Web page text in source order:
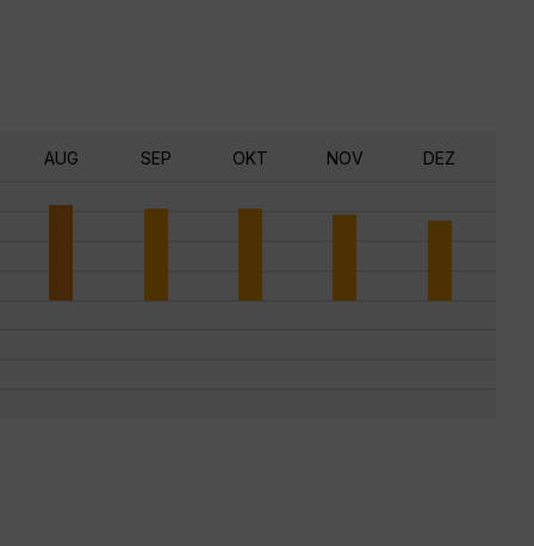
AUG SEP OKT NOV DEZ